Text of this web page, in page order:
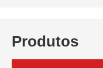
Produtos